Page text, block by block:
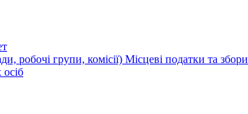
робочі групи, комісії) Місцеві податки та збори